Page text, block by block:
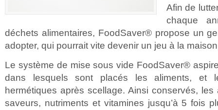
Afin de
chaque
déchets alimentaires, FoodSaver® propose un
adopter, qui pourrait vite devenir un jeu à la
Le système de mise sous vide FoodSaver®
dans lesquels sont placés les aliments, et
hermétiques après scellage. Ainsi conservés,
saveurs, nutriments et vitamines jusqu’à 5 fois